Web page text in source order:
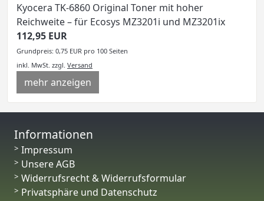
Kyocera TK-6860 Original Toner mit hoher
Reichweite – für Ecosys MZ3201i und MZ3201ix
112,95 EUR
Grundpreis: 0,75 EUR pro 100 Seiten
inkl. MwSt. zzgl. Versand
mehr anzeigen
Informationen
Impressum
Unsere AGB
Widerrufsrecht & Widerrufsformular
Privatsphäre und Datenschutz